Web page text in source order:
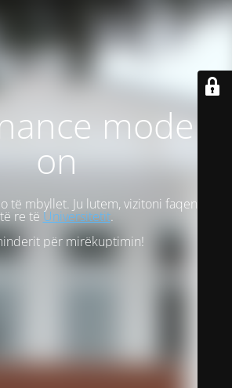
mode is
on
të mbyllet. Ju lutem, vizitoni faqen tonë
të re të Universitetit.
për mirëkuptimin!